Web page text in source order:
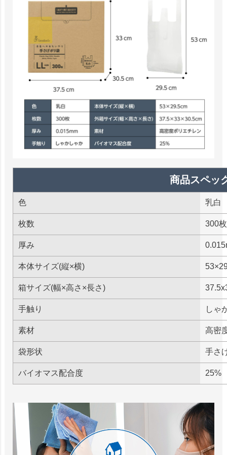
商品スペッ
色 乳白
枚数 300枚
厚み
本体サイズ(縦×横)
箱サイズ(幅×高さ×長さ)
手触り しゃ
素材 高密
袋形状 手さ
バイオマス配合度 25%